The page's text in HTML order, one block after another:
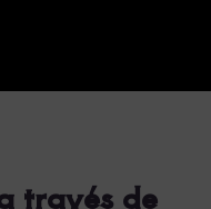
través de